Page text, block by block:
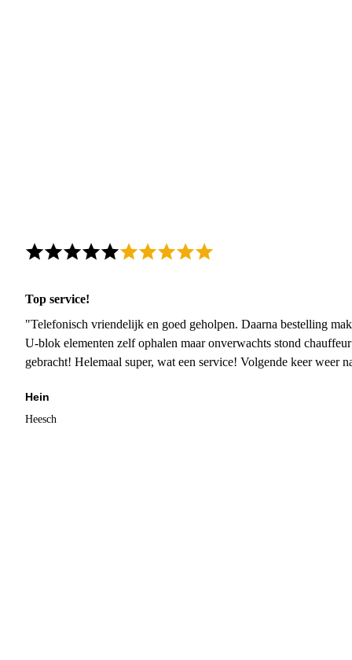
Top service!
"Telefonisch vriendelijk en goed geholpen. Daarna bestelling
U-blok elementen zelf ophalen maar onverwachts stond
gebracht! Helemaal super, wat een service! Volgende keer weer
Hein
Heesch